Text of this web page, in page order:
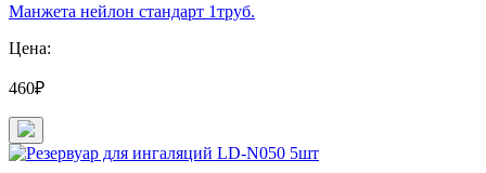
Манжета нейлон стандарт 1труб.
Цена:
460₽